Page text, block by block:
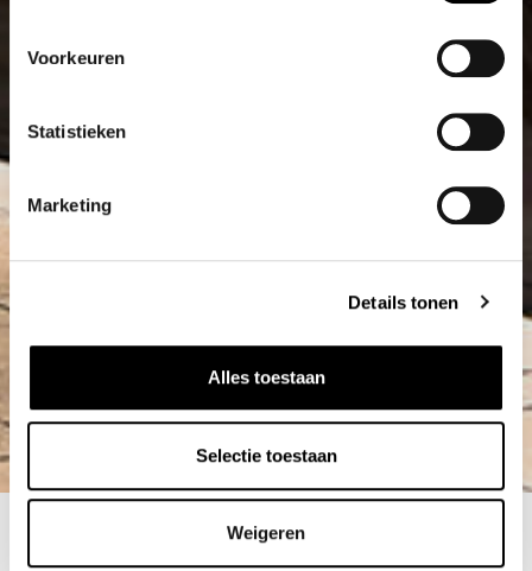
Voorkeuren
Statistieken
Marketing
Details tonen
Alles toestaan
Selectie toestaan
Weigeren